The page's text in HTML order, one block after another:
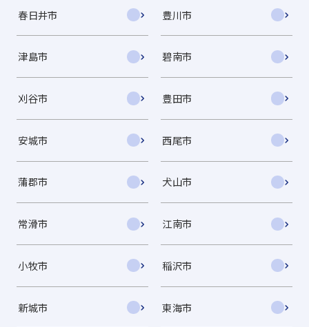
春日井市 豊川市
津島市 碧南市
刈谷市 豊田市
安城市 西尾市
蒲郡市 犬山市
常滑市 江南市
小牧市 稲沢市
新城市 東海市